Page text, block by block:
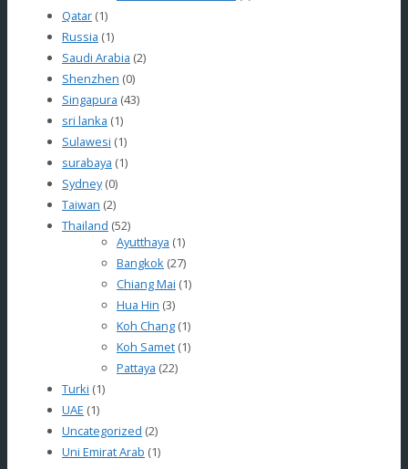
Qatar (1)
Russia (1)
Saudi Arabia (2)
Shenzhen (0)
Singapura (43)
sri lanka (1)
Sulawesi (1)
surabaya (1)
Sydney (0)
Taiwan (2)
Thailand (52)
Ayutthaya (1)
Bangkok (27)
Chiang Mai (1)
Hua Hin (3)
Koh Chang (1)
Koh Samet (1)
Pattaya (22)
Turki (1)
UAE (1)
Uncategorized (2)
Uni Emirat Arab (1)